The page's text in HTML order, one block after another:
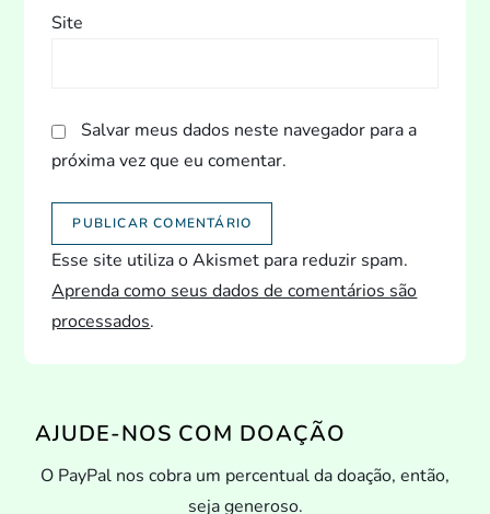
Site
Salvar meus dados neste navegador para a
próxima vez que eu comentar.
Esse site utiliza o Akismet para reduzir spam.
Aprenda como seus dados de comentários são
processados.
AJUDE-NOS COM DOAÇÃO
O PayPal nos cobra um percentual da doação, então,
seja generoso.